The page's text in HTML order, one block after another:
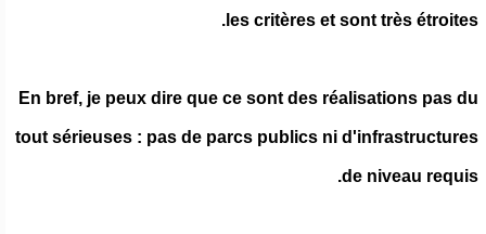
les critères et sont très étroites.
En bref, je peux dire que ce sont des réalisations pas du
tout sérieuses : pas de parcs publics ni d'infrastructures
de niveau requis.